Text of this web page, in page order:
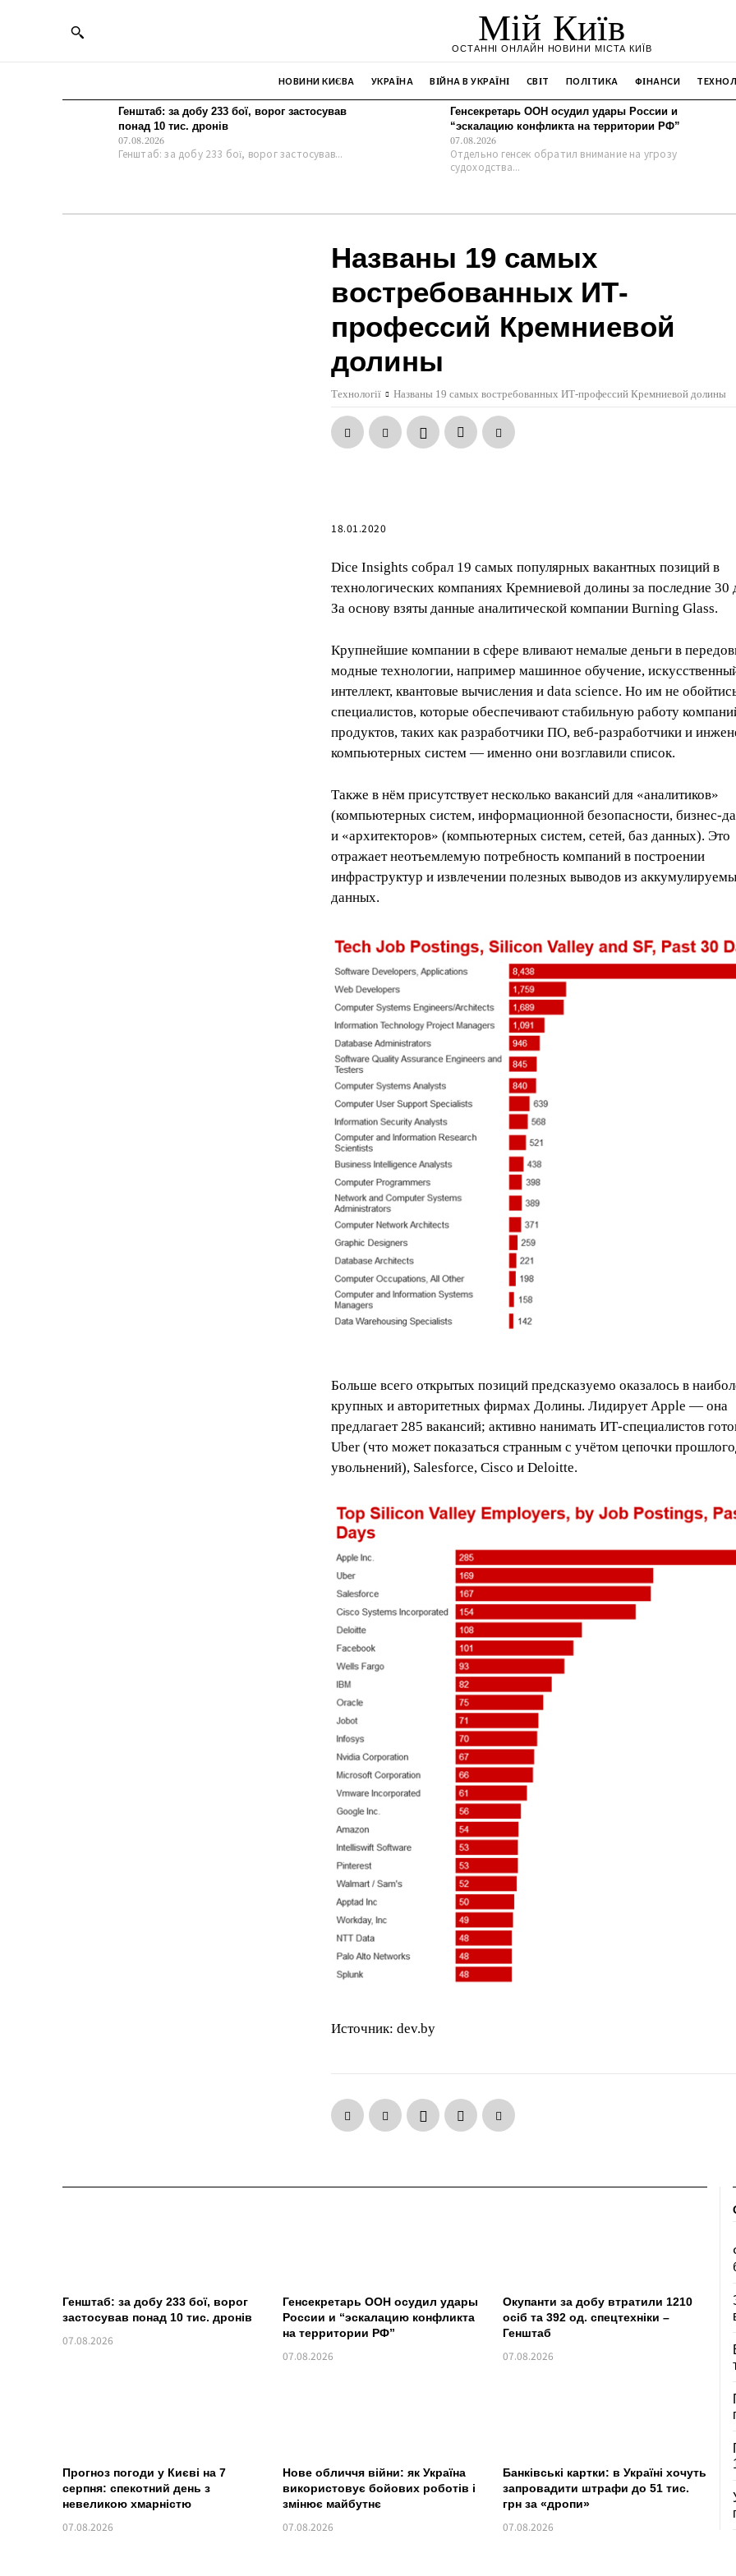
Мій Київ
ОСТАННІ ОНЛАЙН НОВИНИ МІСТА КИЇВ
НОВИНИ КИЄВА УКРАЇНА ВІЙНА В УКРАЇНІ СВІТ ПОЛІТИКА ФІНАНСИ
Генштаб: за добу 233 бої, ворог застосував
понад 10 тис. дронів
07.08.2026
Генштаб: за добу 233 бої, ворог застосував...
Генсекретарь ООН осудил удары России и
“эскалацию конфликта на территории РФ”
07.08.2026
Отдельно генсек обратил внимание на угрозу
судоходства...
Названы 19 самых
востребованных ИТ-
профессий Кремниевой
долины
Технології Названы 19 самых востребованных ИТ-профессий Кремниевой долины
18.01.2020
Dice Insights собрал 19 самых популярных вакантных позиций в
технологических компаниях Кремниевой долины за последние 30
За основу взяты данные аналитической компании Burning Glass.
Крупнейшие компании в сфере вливают немалые деньги в
модные технологии, например машинное обучение,
интеллект, квантовые вычисления и data science. Но им не
специалистов, которые обеспечивают стабильную работу
продуктов, таких как разработчики ПО, веб-разработчики и
компьютерных систем — именно они возглавили список.
Также в нём присутствует несколько вакансий для «аналитиков»
(компьютерных систем, информационной безопасности, бизнес-
и «архитекторов» (компьютерных систем, сетей, баз данных). Это
отражает неотъемлемую потребность компаний в построении
инфраструктур и извлечении полезных выводов из
данных.
Больше всего открытых позиций предсказуемо оказалось в
крупных и авторитетных фирмах Долины. Лидирует Apple — она
предлагает 285 вакансий; активно нанимать ИТ-специалистов
Uber (что может показаться странным с учётом цепочки
увольнений), Salesforce, Cisco и Deloitte.
Источник: dev.by
Генштаб: за добу 233 бої, ворог
застосував понад 10 тис. дронів
07.08.2026
Генсекретарь ООН осудил удары
России и “эскалацию конфликта
на территории РФ”
07.08.2026
Окупанти за добу втратили 1210
осіб та 392 од. спецтехніки –
Генштаб
07.08.2026
Прогноз погоди у Києві на 7
серпня: спекотний день з
невеликою хмарністю
07.08.2026
Нове обличчя війни: як Україна
використовує бойових роботів і
змінює майбутнє
07.08.2026
Банківські картки: в Україні хочуть
запровадити штрафи до 51 тис.
грн за «дропи»
07.08.2026